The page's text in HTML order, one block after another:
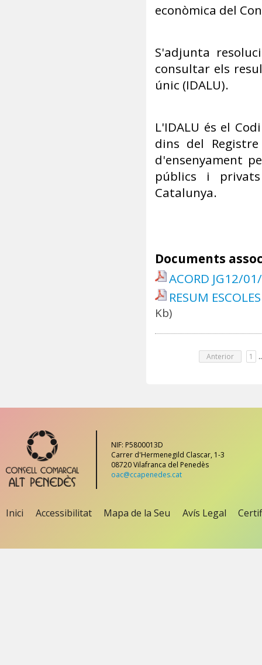
econòmica del
S'adjunta
consultar els
únic (IDALU).
L'IDALU és el
dins del
d'ensenyament
públics i
Catalunya.
Documents
ACORD JG12/
RESUM
Kb)
Anterior 1 ..
NIF: P5800013D
Carrer d'Hermenegild Clascar, 1-3
08720 Vilafranca del Penedès
oac@ccapenedes.cat
Inici Accessibilitat Mapa de la Seu Avís Legal